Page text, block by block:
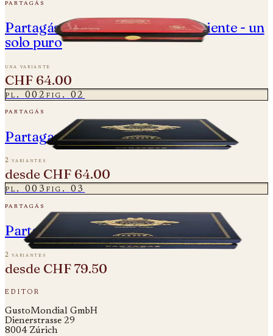
partagás
Partagás Cedros - Año de la Serpiente - un
solo puro
una variante
CHF 64.00
pl. 002fig. 02
partagás
Partagas Línea Maestra - Origen
2 variantes
desde CHF 64.00
pl. 003fig. 03
partagás
Partagas Línea Maestro - Rito
2 variantes
desde CHF 79.50
editor
GustoMondial GmbH
Dienerstrasse 29
8004 Zúrich